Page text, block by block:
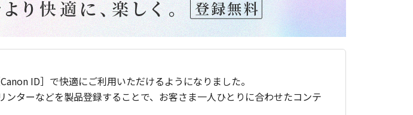
ID］で快適にご利用いただけるようになりました。
ターなどを製品登録することで、お客さま一人ひとりに合わせたコンテ